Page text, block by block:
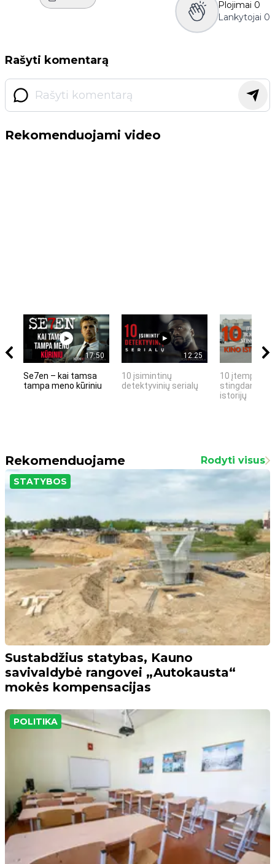
Plojimai 0
Lankytojai 0
Rašyti komentarą
Rekomenduojami video
17:50
Se7en – kai tamsa
tampa meno kūriniu
12:25
10 įsimintinų
detektyvinių serialų
10 įtemptų,
stingdančių
istorijų
Rekomenduojame Rodyti visus
STATYBOS
Sustabdžius statybas, Kauno
savivaldybė rangovei „Autokausta“
mokės kompensacijas
POLITIKA